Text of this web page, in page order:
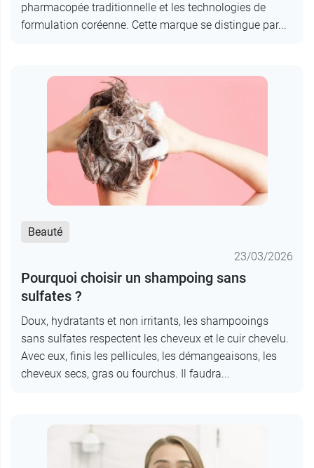
pharmacopée traditionnelle et les technologies de
formulation coréenne. Cette marque se distingue par...
Beauté
23/03/2026
Pourquoi choisir un shampoing sans
sulfates ?
Doux, hydratants et non irritants, les shampooings
sans sulfates respectent les cheveux et le cuir chevelu.
Avec eux, finis les pellicules, les démangeaisons, les
cheveux secs, gras ou fourchus. Il faudra...